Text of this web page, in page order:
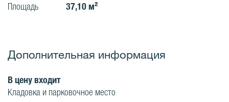
Площадь 37,10 м²
Дополнительная информация
В цену входит
Кладовка и парковочное место